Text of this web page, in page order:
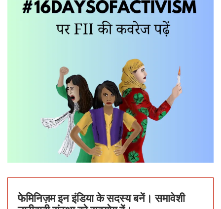
फेमिनिज़म इन इंडिया के सदस्य बनें। समावेशी